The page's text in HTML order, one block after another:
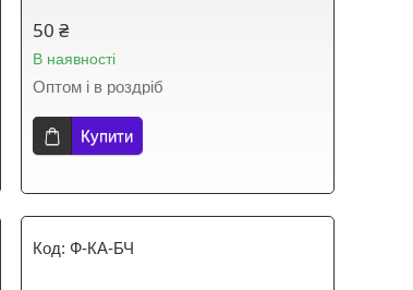
50 ₴
В наявності
Оптом і в роздріб
Купити
Ф-КА-БЧ